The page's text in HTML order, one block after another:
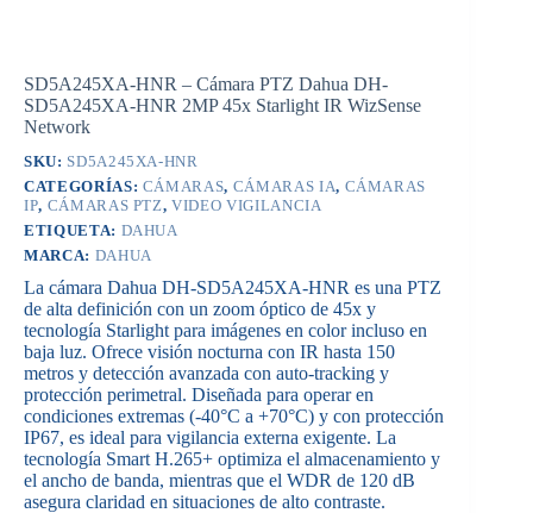
SD5A245XA-HNR – Cámara PTZ Dahua DH-
SD5A245XA-HNR 2MP 45x Starlight IR WizSense
Network
SKU: SD5A245XA-HNR
CATEGORÍAS: CÁMARAS, CÁMARAS IA, CÁMARAS
IP, CÁMARAS PTZ,VIDEO VIGILANCIA
ETIQUETA: DAHUA
MARCA: DAHUA
La cámara Dahua DH-SD5A245XA-HNR es una PTZ
de alta definición con un zoom óptico de 45x y
tecnología Starlight para imágenes en color incluso en
baja luz. Ofrece visión nocturna con IR hasta 150
metros y detección avanzada con auto-tracking y
protección perimetral. Diseñada para operar en
condiciones extremas (-40°C a +70°C) y con protección
IP67, es ideal para vigilancia externa exigente. La
tecnología Smart H.265+ optimiza el almacenamiento y
el ancho de banda, mientras que el WDR de 120 dB
asegura claridad en situaciones de alto contraste.